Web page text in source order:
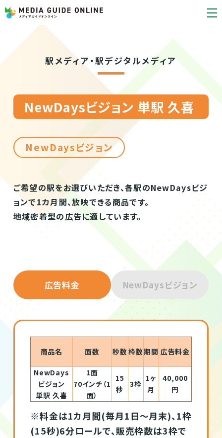
駅メディア・駅デジタルメディア
NewDaysビジョン 単駅 久喜
NewDaysビジョン
ご希望の駅をお選びいただき、各駅のNewDaysビジ
ョンで1カ月間、放映できる商品です。
地域密着型の広告に適しています。
広告料金 NewDaysビジョン
商品名 面数 秒数枠数期間 広告料金
NewDays
ビジョン
単駅 久喜
1面
70インチ（1
面）
15
秒
3枠
1ヶ
月
40,000
円
※料金は1カ月間(毎月1日～月末)、1枠
(15秒)6分ロールで、販売枠数は3枠で